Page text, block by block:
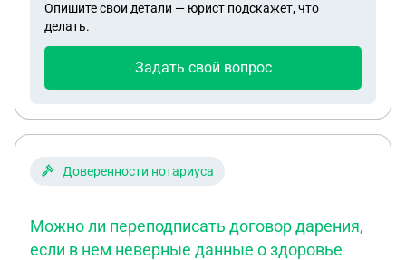
Опишите свои детали — юрист подскажет, что
делать.
Задать свой вопрос
Доверенности нотариуса
Можно ли переподписать договор дарения,
если в нем неверные данные о здоровье